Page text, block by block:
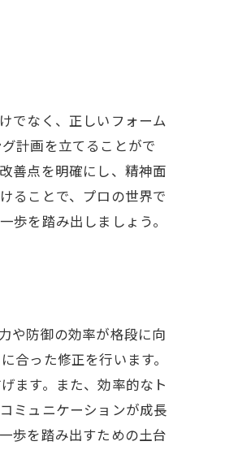
でなく、正しいフォーム
計画を立てることがで
善点を明確にし、精神面
ることで、プロの世界で
を踏み出しましょう。
や防御の効率が格段に向
った修正を行います。
ます。また、効率的なト
ミュニケーションが成長
歩を踏み出すための土台